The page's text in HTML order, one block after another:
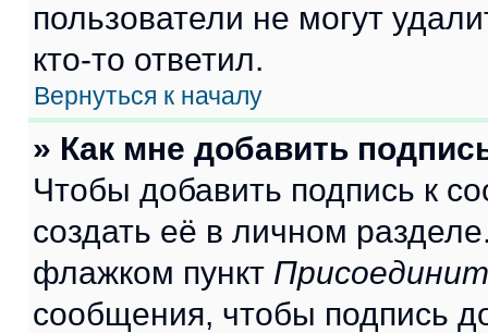
пользователи не могут
кто-то ответил.
Вернуться к началу
» Как мне добавить
Чтобы добавить подпись к
создать её в личном
флажком пункт
сообщения, чтобы подпись